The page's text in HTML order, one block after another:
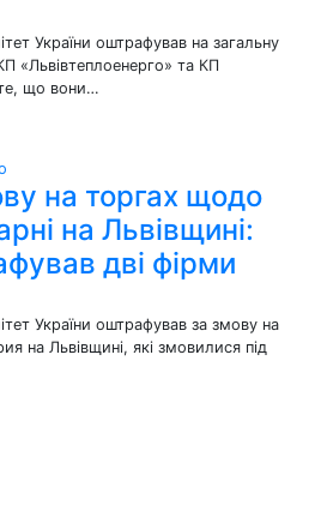
України оштрафував на загальну
«Львівтеплоенерго» та КП
те, що вони…
на торгах щодо
на Львівщині:
дві фірми
України оштрафував за змову на
на Львівщині, які змовилися під